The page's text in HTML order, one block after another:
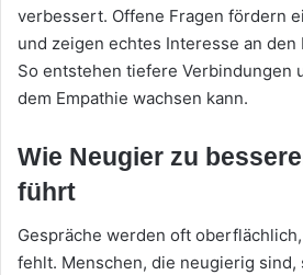
verbessert. Offene Fragen fördern
und zeigen echtes Interesse an
So entstehen tiefere Verbindungen
dem Empathie wachsen kann.
Wie Neugier zu
führt
Gespräche werden oft
fehlt. Menschen, die neugierig